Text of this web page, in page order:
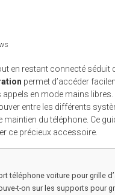
en restant connecté
permet d’accéder
en mode mains
entre les différents
maintien du téléphone. Ce
ce précieux accessoire.
téléphone voiture pour grille
t-on sur les supports pour